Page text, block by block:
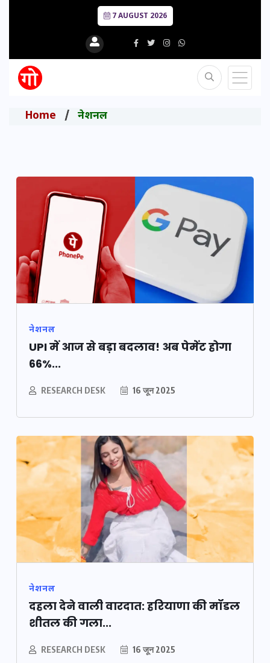
7 AUGUST 2026
Home नेशनल
नेशनल
UPI में आज से बड़ा बदलाव! अब पेमेंट होगा
66%...
RESEARCH DESK 16 जून 2025
नेशनल
दहला देने वाली वारदात: हरियाणा की मॉडल
शीतल की गला...
RESEARCH DESK 16 जून 2025